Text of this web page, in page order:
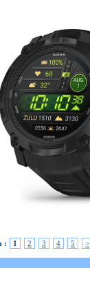
: 1 2 3 4 5 >